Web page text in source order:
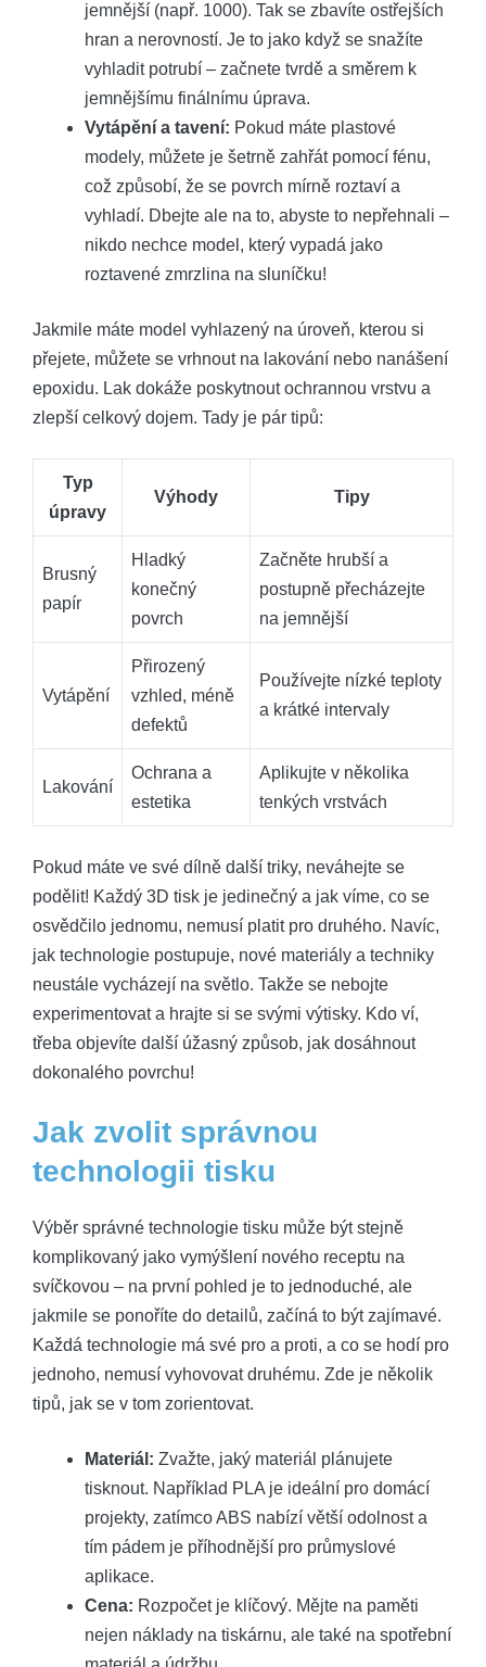
jemnější (např. 1000). Tak se zbavíte ostřejších
hran a nerovností. Je to jako když se snažíte
vyhladit potrubí – začnete tvrdě a směrem k
jemnějšímu finálnímu úprava.
Vytápění a tavení: Pokud máte plastové
modely, můžete je šetrně zahřát pomocí fénu,
což způsobí, že se povrch mírně roztaví a
vyhladí. Dbejte ale na to, abyste to nepřehnali –
nikdo nechce model, který vypadá jako
roztavené zmrzlina na sluníčku!
Jakmile máte model vyhlazený na úroveň, kterou si
přejete, můžete se vrhnout na lakování nebo nanášení
epoxidu. Lak dokáže poskytnout ochrannou vrstvu a
zlepší celkový dojem. Tady je pár tipů:
Typ
úpravy
Výhody Tipy
Brusný
papír
Hladký
konečný
povrch
Začněte hrubší a
postupně přecházejte
na jemnější
Vytápění
Přirozený
vzhled, méně
defektů
Používejte nízké teploty
a krátké intervaly
Lakování
Ochrana a
estetika
Aplikujte v několika
tenkých vrstvách
Pokud máte ve své dílně další triky, neváhejte se
podělit! Každý 3D tisk je jedinečný a jak víme, co se
osvědčilo jednomu, nemusí platit pro druhého. Navíc,
jak technologie postupuje, nové materiály a techniky
neustále vycházejí na světlo. Takže se nebojte
experimentovat a hrajte si se svými výtisky. Kdo ví,
třeba objevíte další úžasný způsob, jak dosáhnout
dokonalého povrchu!
Jak zvolit správnou
technologii tisku
Výběr správné technologie tisku může být stejně
komplikovaný jako vymýšlení nového receptu na
svíčkovou – na první pohled je to jednoduché, ale
jakmile se ponoříte do detailů, začíná to být zajímavé.
Každá technologie má své pro a proti, a co se hodí pro
jednoho, nemusí vyhovovat druhému. Zde je několik
tipů, jak se v tom zorientovat.
Materiál: Zvažte, jaký materiál plánujete
tisknout. Například PLA je ideální pro domácí
projekty, zatímco ABS nabízí větší odolnost a
tím pádem je příhodnější pro průmyslové
aplikace.
Cena: Rozpočet je klíčový. Mějte na paměti
nejen náklady na tiskárnu, ale také na spotřební